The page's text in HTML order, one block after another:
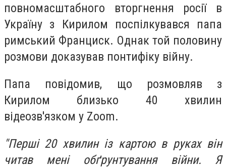
повномасштабного вторгнення росії в
Україну з Кирилом поспілкувався папа
римський Франциск. Однак той половину
розмови доказував понтифіку війну.
Папа повідомив, що розмовляв з
Кирилом близько 40 хвилин
відеозв'язком у Zoom.
"Перші 20 хвилин із картою в руках він
читав мені обґрунтування війни. Я